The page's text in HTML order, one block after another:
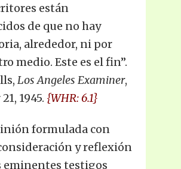
están
de que no hay
alrededor, ni por
medio. Este es el fin”.
Los Angeles Examiner,
1945. {WHR: 6.1}
formulada con
y reflexión
eminentes testigos